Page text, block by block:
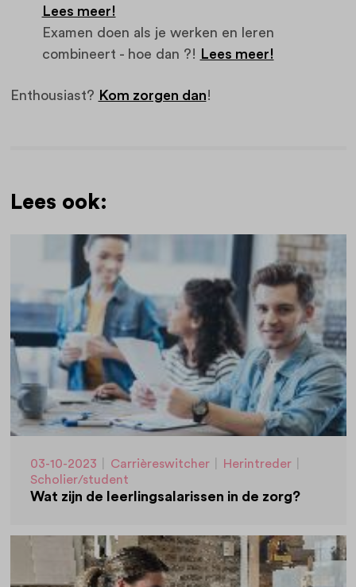
Lees meer!
Examen doen als je werken en leren
combineert - hoe dan ?!
Lees meer!
Enthousiast? Kom zorgen dan!
Lees ook:
03-10-2023 Carrièreswitcher Herintreder
Scholier/student
Wat zijn de leerlingsalarissen in de zorg?